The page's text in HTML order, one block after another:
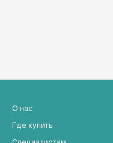
при сочетанном
с вирусом
Показаны
О нас
Где купить